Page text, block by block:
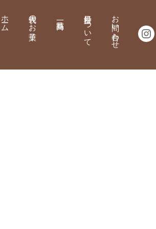
ホーム 代表のお菓子 について お問い合わせ